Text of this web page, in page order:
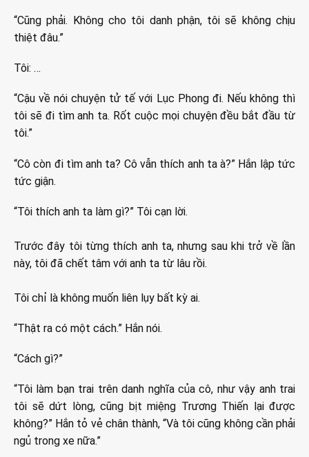
“Cũng phải. Không cho tôi danh phận, tôi sẽ không chịu
thiệt đâu.”
Tôi: …
“Cậu về nói chuyện tử tế với Lục Phong đi. Nếu không thì
tôi sẽ đi tìm anh ta. Rốt cuộc mọi chuyện đều bắt đầu từ
tôi.”
“Cô còn đi tìm anh ta? Cô vẫn thích anh ta à?” Hắn lập tức
tức giận.
“Tôi thích anh ta làm gì?” Tôi cạn lời.
Trước đây tôi từng thích anh ta, nhưng sau khi trở về lần
này, tôi đã chết tâm với anh ta từ lâu rồi.
Tôi chỉ là không muốn liên lụy bất kỳ ai.
“Thật ra có một cách.” Hắn nói.
“Cách gì?”
“Tôi làm bạn trai trên danh nghĩa của cô, như vậy anh trai
tôi sẽ dứt lòng, cũng bịt miệng Trương Thiến lại được
không?” Hắn tỏ vẻ chân thành, “Và tôi cũng không cần phải
ngủ trong xe nữa.”